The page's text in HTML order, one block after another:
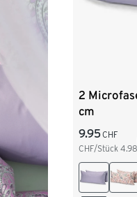
2
cm
9.95CHF
CHF/Stück